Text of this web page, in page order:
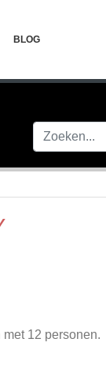
BLOG
12 personen.